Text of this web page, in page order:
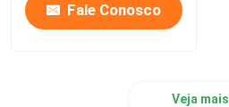
Fale Conosco
Veja mais